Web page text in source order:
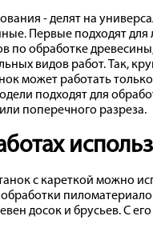
- делят на
Первые подходят для
по обработке
видов работ. Так,
может работать
подходят для
поперечного разреза.
с кареткой можно
досок и брусьев. С